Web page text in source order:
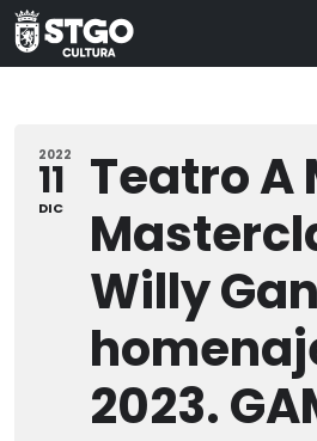
2022
11
DIC
Teatro A
Willy
2023.